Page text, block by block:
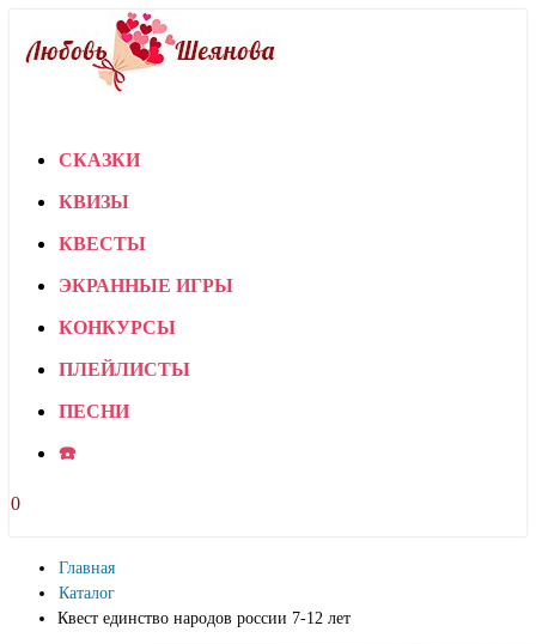
СКАЗКИ
КВИЗЫ
КВЕСТЫ
ЭКРАННЫЕ ИГРЫ
КОНКУРСЫ
ПЛЕЙЛИСТЫ
ПЕСНИ
☎️
0
Главная
Каталог
Квест единство народов россии 7-12 лет